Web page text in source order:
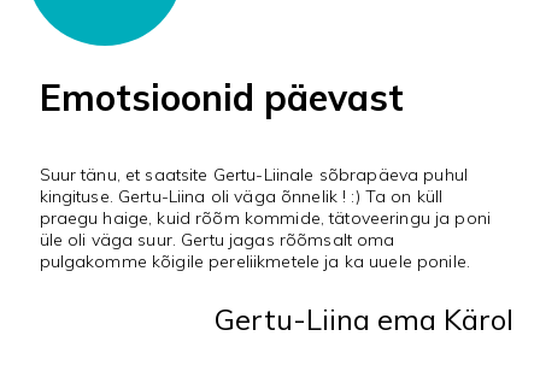
Emotsioonid päevast
Suur tänu, et saatsite Gertu-Liinale sõbrapäeva puhul
kingituse. Gertu-Liina oli väga õnnelik ! :) Ta on küll
praegu haige, kuid rõõm kommide, tätoveeringu ja poni
üle oli väga suur. Gertu jagas rõõmsalt oma
pulgakomme kõigile pereliikmetele ja ka uuele ponile.
Gertu-Liina ema Kärol